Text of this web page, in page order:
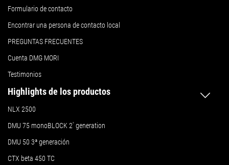
Formulario de contacto
Encontrar una persona de contacto local
PREGUNTAS FRECUENTES
Cuenta DMG MORI
Testimonios
Highlights de los productos
NLX 2500
DMU 75 monoBLOCK 2ª generation
DMU 50 3ª generación
CTX beta 450 TC